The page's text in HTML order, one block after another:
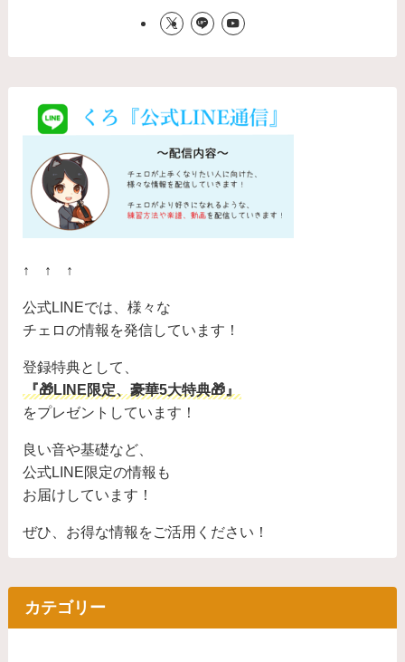
↑ ↑ ↑
公式LINEでは、様々な
チェロの情報を発信しています！
登録特典として、
『🎁LINE限定、豪華5大特典🎁』
をプレゼントしています！
良い音や基礎など、
公式LINE限定の情報も
お届けしています！
ぜひ、お得な情報をご活用ください！
カテゴリー